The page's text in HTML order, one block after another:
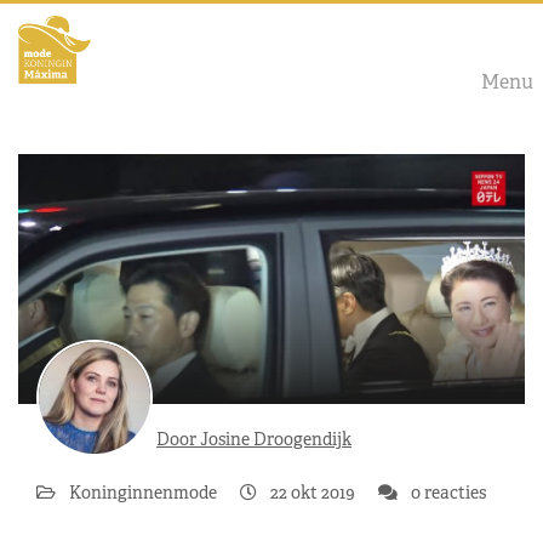
Menu
Door Josine Droogendijk
Koninginnenmode 22 okt 2019 0 reacties